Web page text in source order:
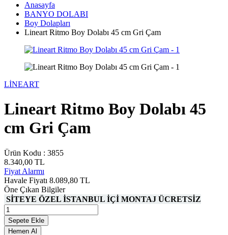
Anasayfa
BANYO DOLABI
Boy Dolapları
Lineart Ritmo Boy Dolabı 45 cm Gri Çam
LİNEART
Lineart Ritmo Boy Dolabı 45
cm Gri Çam
Ürün Kodu : 3855
8.340,00 TL
Fiyat Alarmı
Havale Fiyatı 8.089,80 TL
Öne Çıkan Bilgiler
SİTEYE ÖZEL İSTANBUL İÇİ MONTAJ ÜCRETSİZ
Sepete Ekle
Hemen Al